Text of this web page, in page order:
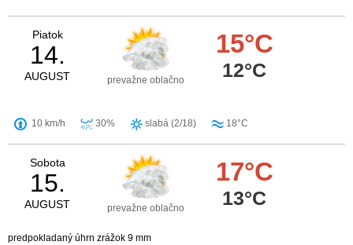
Piatok
14.
AUGUST prevažne oblačno
15°C
12°C
10 km/h 30% slabá (2/18) 18°C
Sobota
15.
AUGUST prevažne oblačno
17°C
13°C
predpokladaný úhrn zrážok 9 mm